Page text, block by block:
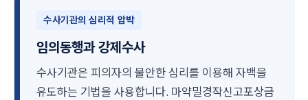
수사기관의 심리적 압박
임의동행과 강제수사
수사기관은 피의자의 불안한 심리를 이용해 자백을
유도하는 기법을 사용합니다. 마약밀경작신고포상금